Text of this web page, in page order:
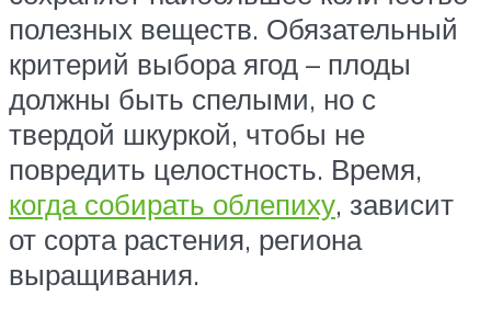
полезных веществ. Обязательный
критерий выбора ягод – плоды
должны быть спелыми, но с
твердой шкуркой, чтобы не
повредить целостность. Время,
когда собирать облепиху, зависит
от сорта растения, региона
выращивания.